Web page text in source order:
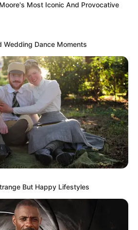
Most Iconic And Provocative
Wedding Dance Moments
But Happy Lifestyles